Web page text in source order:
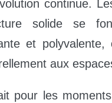
continue.
solide se
et polyvalente,
aux
pour les